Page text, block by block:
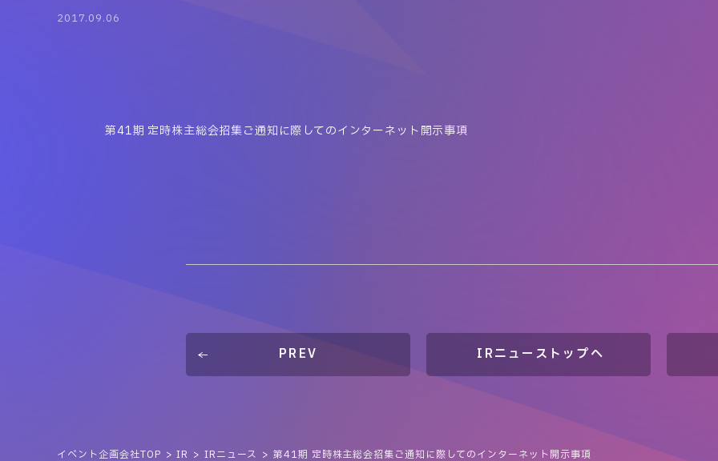
2017.09.06
第41期 定時株主総会招集ご通知に際してのインターネット開示事項
PREV IRニューストップへ
イベント企画会社TOP IR IRニュース 第41期 定時株主総会招集ご通知に際してのインターネット開示事項